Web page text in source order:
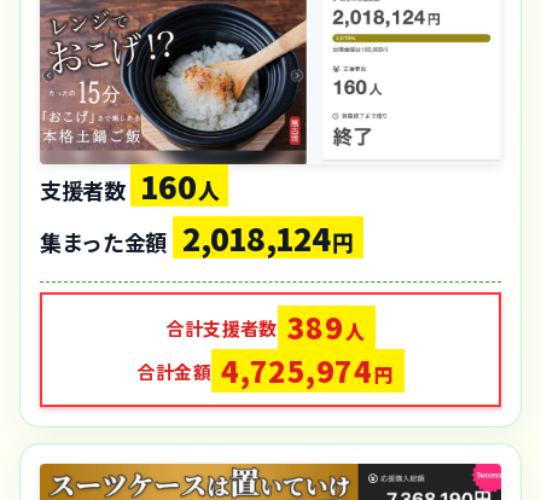
支援者数 160人
集まった金額 2,018,124円
合計支援者数 389人
合計金額 4,725,974円